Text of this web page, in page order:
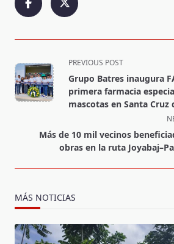
<span
class="nav-
subtitle
screen-
text">Page</span>
PREVIOUS POST
Grupo Batres inaugura
primera farmacia
mascotas en Santa Cruz
Más de 10 mil vecinos
obras en la ruta
MÁS NOTICIAS